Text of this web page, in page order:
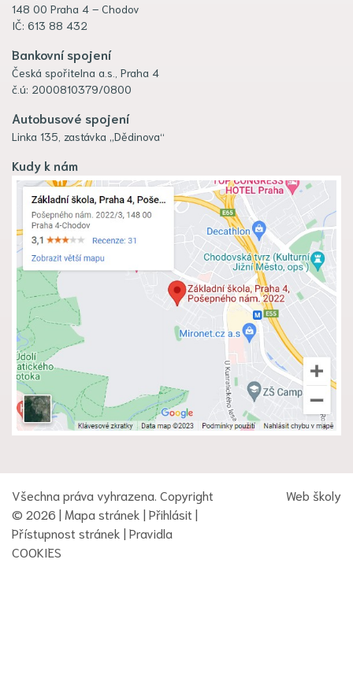
148 00 Praha 4 – Chodov
IČ: 613 88 432
Bankovní spojení
Česká spořitelna a.s., Praha 4
č.ú: 2000810379/0800
Autobusové spojení
Linka 135, zastávka „Dědinova“
Kudy k nám
Všechna práva vyhrazena. Copyright
© 2026 | Mapa stránek | Přihlásit |
Přístupnost stránek | Pravidla
COOKIES
Web školy